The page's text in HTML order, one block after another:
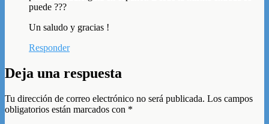
puede ???
Un saludo y gracias !
Responder
Deja una respuesta
Tu dirección de correo electrónico no será publicada. Los campos
obligatorios están marcados con *